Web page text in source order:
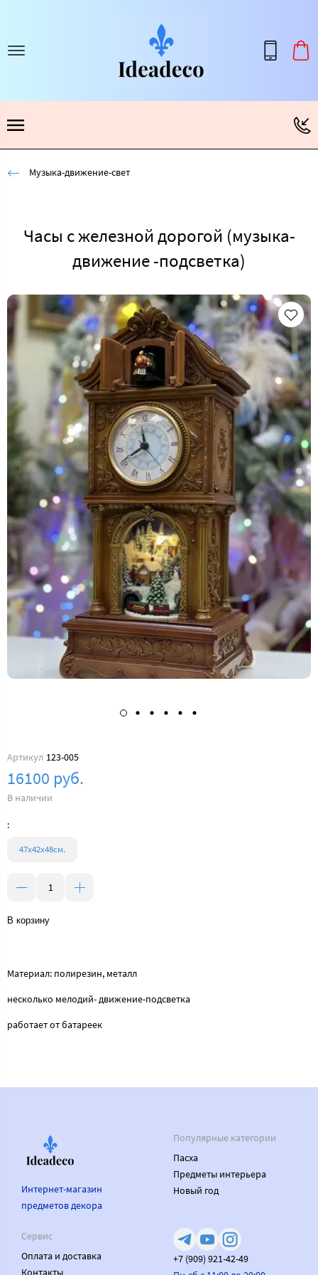
Музыка-движение-свет
Часы с железной дорогой (музыка-
движение -подсветка)
Артикул 123-005
16100 руб.
В наличии
:
47х42х48см.
В корзину
Материал: полирезин, металл
несколько мелодий- движение-подсветка
работает от батареек
Интернет-магазин
предметов декора
Популярные категории
Пасха
Предметы интерьера
Новый год
Сервис
Оплата и доставка
Контакты
+7 (909) 921-42-49